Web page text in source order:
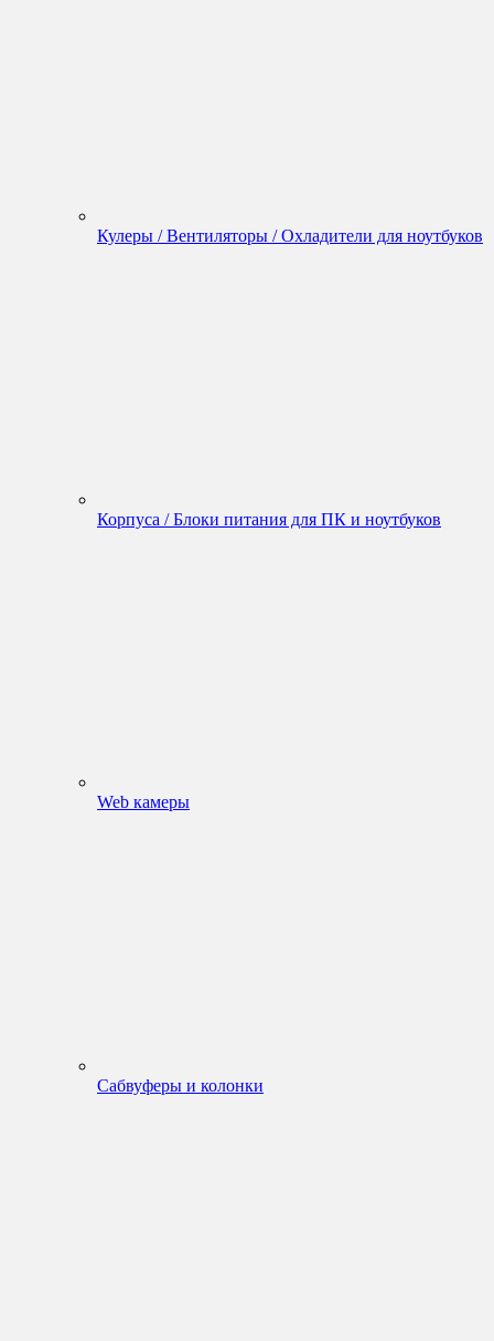
Кулеры / Вентиляторы / Охладители для ноутбуков
Корпуса / Блоки питания для ПК и ноутбуков
Web камеры
Сабвуферы и колонки